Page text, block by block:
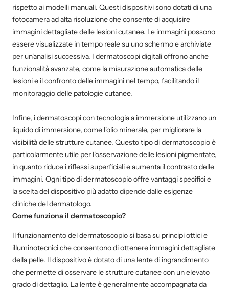
rispetto ai modelli manuali. Questi dispositivi sono dotati di una
fotocamera ad alta risoluzione che consente di acquisire
immagini dettagliate delle lesioni cutanee. Le immagini possono
essere visualizzate in tempo reale su uno schermo e archiviate
per un'analisi successiva. I dermatoscopi digitali offrono anche
funzionalità avanzate, come la misurazione automatica delle
lesioni e il confronto delle immagini nel tempo, facilitando il
monitoraggio delle patologie cutanee.
Infine, i dermatoscopi con tecnologia a immersione utilizzano un
liquido di immersione, come l'olio minerale, per migliorare la
visibilità delle strutture cutanee. Questo tipo di dermatoscopio è
particolarmente utile per l'osservazione delle lesioni pigmentate,
in quanto riduce i riflessi superficiali e aumenta il contrasto delle
immagini. Ogni tipo di dermatoscopio offre vantaggi specifici e
la scelta del dispositivo più adatto dipende dalle esigenze
cliniche del dermatologo.
Come funziona il dermatoscopio?
Il funzionamento del dermatoscopio si basa su principi ottici e
illuminotecnici che consentono di ottenere immagini dettagliate
della pelle. Il dispositivo è dotato di una lente di ingrandimento
che permette di osservare le strutture cutanee con un elevato
grado di dettaglio. La lente è generalmente accompagnata da